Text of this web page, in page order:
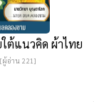
ต้แนวคิด ผ้าไทย
อ่าน 221]